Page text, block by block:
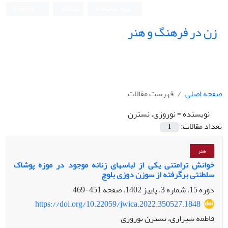
زن در فرهنگ و هنر
صفحه اصلی
فهرست مقالات
نویسنده =نوروزی، نسترن
تعداد مقالات:
1
هنر
خوانش ترامتنی یکی از لباسهای زنانه موجود در موزه پوشاک
سلطنتی برگرفته از سوزن دوزی بلوچ
دوره 15، شماره 3، پاییز 1402، صفحه
451-469
https://doi.org/10.22059/jwica.2022.350527.1848
فاطمه شیرازی، نسترن نوروزی